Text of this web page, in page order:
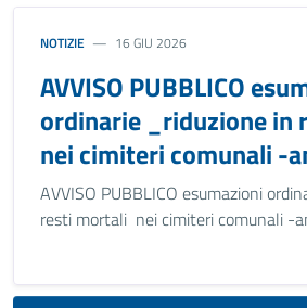
NOTIZIE 16 GIU 2026
AVVISO PUBBLICO
ordinarie _riduzione in
nei cimiteri comunali -
AVVISO PUBBLICO esumazioni
resti mortali nei cimiteri comunali -